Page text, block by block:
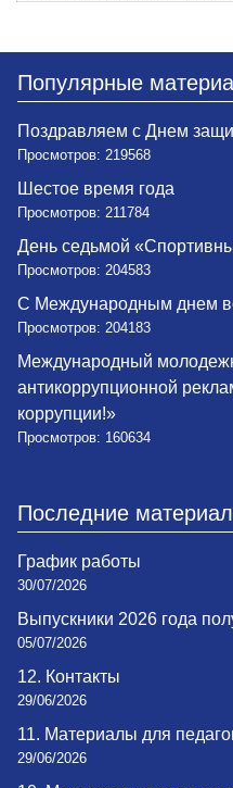
Популярные
Поздравляем с Днем
Просмотров: 219568
Шестое время года
Просмотров: 211784
День седьмой
Просмотров: 204583
С Международным днем
Просмотров: 204183
Международный
антикоррупционной
коррупции!»
Просмотров: 160634
Последние
График работы
30/07/2026
Выпускники 2026 года
05/07/2026
12. Контакты
29/06/2026
11. Материалы для
29/06/2026